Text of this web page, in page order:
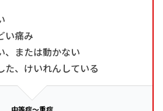
い痛み
、または動かない
た、けいれんしている
中等症～重症